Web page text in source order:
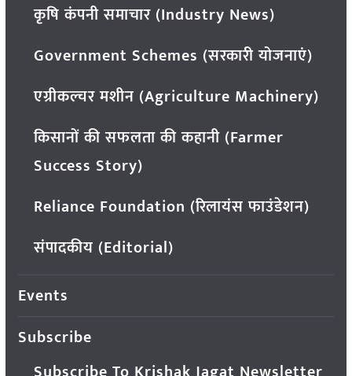
कृषि कंपनी समाचार (Industry News)
Government Schemes (सरकारी योजनाएं)
एग्रीकल्चर मशीन (Agriculture Machinery)
किसानों की सफलता की कहानी (Farmer
Success Story)
Reliance Foundation (रिलायंस फाउंडेशन)
संपादकीय (Editorial)
Events
Subscribe